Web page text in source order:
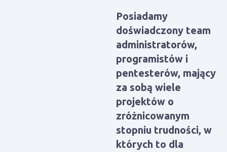
Posiadamy
doświadczony team
administratorów,
programistów i
pentesterów, mający
za sobą wiele
projektów o
zróżnicowanym
stopniu trudności, w
których to dla